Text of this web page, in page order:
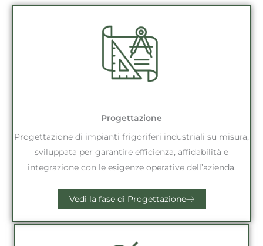
Progettazione
Progettazione di impianti frigoriferi industriali su misura,
sviluppata per garantire efficienza, affidabilità e
integrazione con le esigenze operative dell’azienda.
Vedi la fase di Progettazione